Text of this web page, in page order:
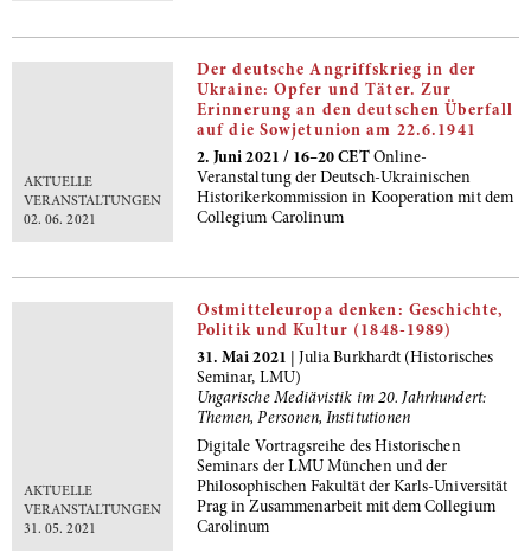
AKTUELLE
VERANSTALTUNGEN
02. 06. 2021
Der deutsche Angriffskrieg in der
Ukraine: Opfer und Täter. Zur
Erinnerung an den deutschen Überfall
auf die Sowjetunion am 22.6.1941
2. Juni 2021 / 16–20 CETOnline-
Veranstaltung der Deutsch-Ukrainischen
Historikerkommission in Kooperation mit dem
Collegium Carolinum
AKTUELLE
VERANSTALTUNGEN
31. 05. 2021
Ostmitteleuropa denken: Geschichte,
Politik und Kultur (1848-1989)
31. Mai 2021 | Julia Burkhardt (Historisches
Seminar, LMU)
Ungarische Mediävistik im 20. Jahrhundert:
Themen, Personen, Institutionen
Digitale Vortragsreihe des Historischen
Seminars der LMU München und der
Philosophischen Fakultät der Karls-Universität
Prag in Zusammenarbeit mit dem Collegium
Carolinum